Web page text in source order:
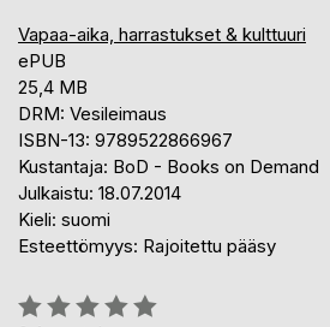
Vapaa-aika, harrastukset & kulttuuri
ePUB
25,4 MB
DRM: Vesileimaus
ISBN-13: 9789522866967
Kustantaja: BoD - Books on Demand
Julkaistu: 18.07.2014
Kieli: suomi
Esteettömyys: Rajoitettu pääsy
Arvostelu::